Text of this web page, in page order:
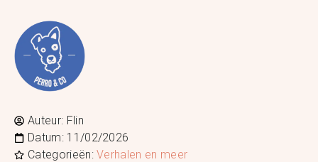
Auteur: Flin
Datum: 11/02/2026
Categorieën: Verhalen en meer